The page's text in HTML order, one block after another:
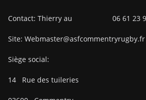
Contact: Thierry au 06 61 23
Site: Webmaster@asfcommentryrugby.fr
Siège social:
14 Rue des tuileries